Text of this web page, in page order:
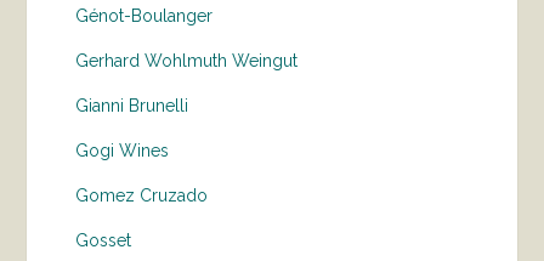
Génot-Boulanger
Gerhard Wohlmuth Weingut
Gianni Brunelli
Gogi Wines
Gomez Cruzado
Gosset